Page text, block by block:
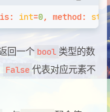
int=0, method: str =
回一个 bool 类型的数
False 代表对应元素不